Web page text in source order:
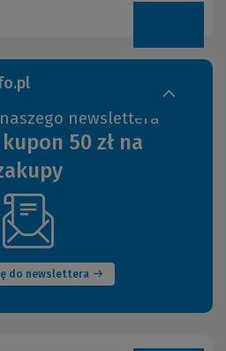
newslettera
50 zł na
do newslettera
(Nowe
okno)